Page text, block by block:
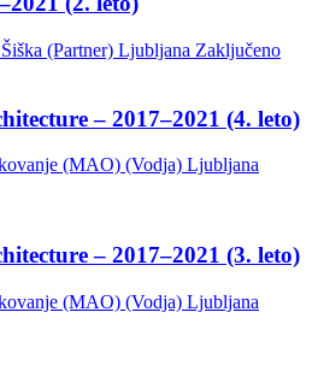
(Partner) Ljubljana Zaključeno
– 2017–2021 (4. leto)
(MAO) (Vodja) Ljubljana
– 2017–2021 (3. leto)
(MAO) (Vodja) Ljubljana